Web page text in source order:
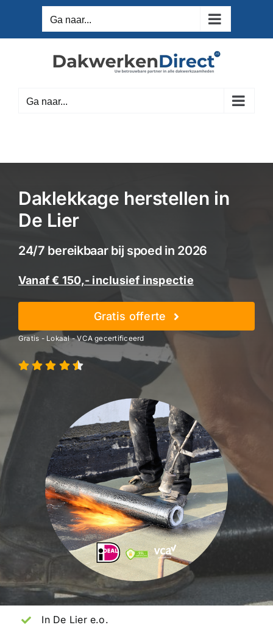
inhoud
Ga naar...
Ga naar...
Daklekkage herstellen in
De Lier
24/7 bereikbaar bij spoed in 2026
Vanaf € 150,- inclusief inspectie
Gratis offerte
Gratis - Lokaal - VCA gecertificeerd
In De Lier e.o.